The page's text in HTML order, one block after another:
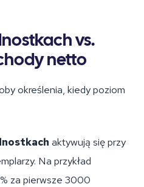
vs.
netto
określenia, kiedy poziom
aktywują się przy
Na przykład
za pierwsze 3000